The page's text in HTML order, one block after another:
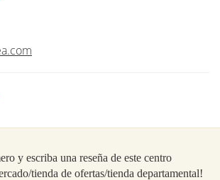
y escriba una reseña de este centro
tienda de ofertas/tienda departamental!